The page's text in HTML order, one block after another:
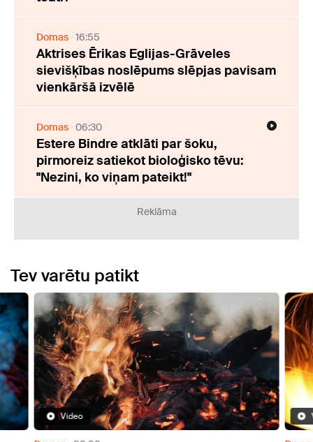
Domas 16:55
Aktrises Ērikas Eglijas-Grāveles
sievišķības noslēpums slēpjas pavisam
vienkāršā izvēlē
Domas 06:30
Estere Bindre atklāti par šoku,
pirmoreiz satiekot bioloģisko tēvu:
"Nezini, ko viņam pateikt!"
Reklāma
Tev varētu patikt
Video